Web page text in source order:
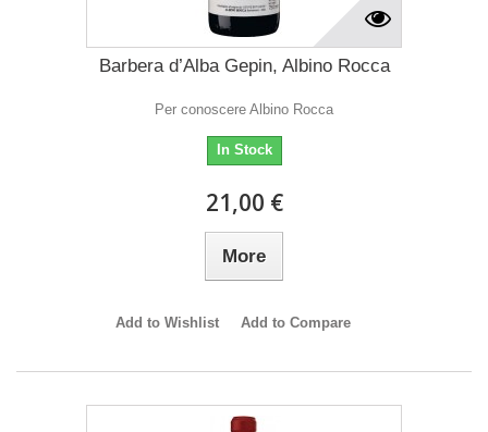
Barbera d’Alba Gepin, Albino Rocca
Per conoscere Albino Rocca
In Stock
21,00 €
More
Add to Wishlist Add to Compare